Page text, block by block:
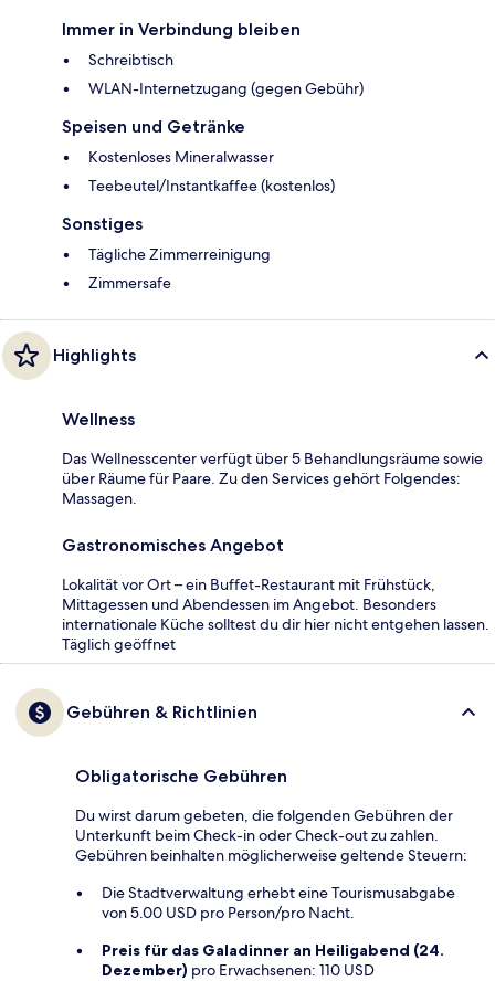
Immer in Verbindung bleiben
Schreibtisch
WLAN-Internetzugang (gegen Gebühr)
Speisen und Getränke
Kostenloses Mineralwasser
Teebeutel/Instantkaffee (kostenlos)
Sonstiges
Tägliche Zimmerreinigung
Zimmersafe
Highlights
Wellness
Das Wellnesscenter verfügt über 5 Behandlungsräume sowie
über Räume für Paare. Zu den Services gehört Folgendes:
Massagen.
Gastronomisches Angebot
Lokalität vor Ort – ein Buffet-Restaurant mit Frühstück,
Mittagessen und Abendessen im Angebot. Besonders
internationale Küche solltest du dir hier nicht entgehen lassen.
Täglich geöffnet
Gebühren & Richtlinien
Obligatorische Gebühren
Du wirst darum gebeten, die folgenden Gebühren der
Unterkunft beim Check-in oder Check-out zu zahlen.
Gebühren beinhalten möglicherweise geltende Steuern:
Die Stadtverwaltung erhebt eine Tourismusabgabe
von 5.00 USD pro Person/pro Nacht.
Preis für das Galadinner an Heiligabend (24.
Dezember) pro Erwachsenen: 110 USD